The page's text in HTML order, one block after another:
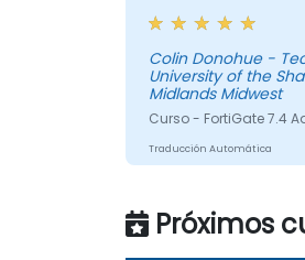
Colin Donohue - Technological
University of the
Midlands Midwest
Curso - FortiGate 7.4
Traducción Automática
Próximos